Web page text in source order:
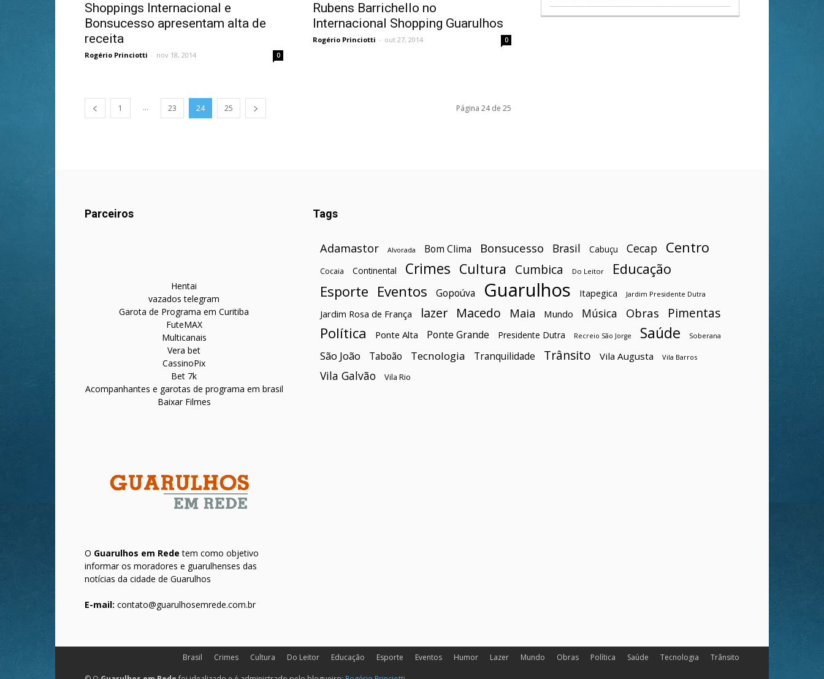
Shoppings Internacional e
Bonsucesso apresentam alta de
receita
Rogério Princiotti - nov 18, 2014 0
Rubens Barrichello no
Internacional Shopping Guarulhos
Rogério Princiotti - out 27, 2014 0
1 ... 23 24 25 Página 24 de 25
Parceiros
Hentai
vazados telegram
Garota de Programa em Curitiba
FuteMAX
Multicanais
Vera bet
CassinoPix
Bet 7k
Acompanhantes e garotas de programa em brasil
Baixar Filmes
O Guarulhos em Rede tem como objetivo
informar os moradores e guarulhenses das
notícias da cidade de Guarulhos
E-mail: contato@guarulhosemrede.com.br
Tags
Adamastor Alvorada Bom Clima Bonsucesso Brasil Cabuçu Cecap Centro
Cocaia Continental Crimes Cultura Cumbica Do Leitor Educação
Esporte Eventos Gopoúva Guarulhos Itapegica Jardim Presidente Dutra
Jardim Rosa de França lazer Macedo Maia Mundo Música Obras Pimentas
Política Ponte Alta Ponte Grande Presidente Dutra Recreio São Jorge Saúde Soberana
São João Taboão Tecnologia Tranquilidade Trânsito Vila Augusta Vila Barros
Vila Galvão Vila Rio
Brasil Crimes Cultura Do Leitor Educação Esporte Eventos Humor Lazer Mundo Obras Política Saúde Tecnologia Trânsito